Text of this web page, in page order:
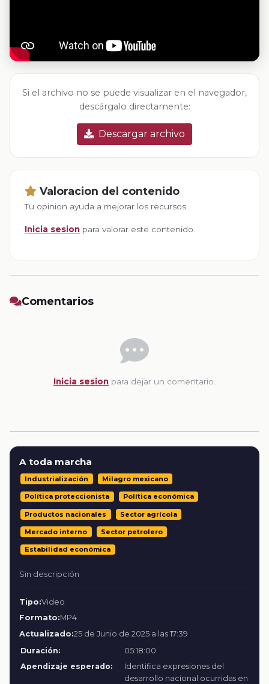
Si el archivo no se puede visualizar en el navegador,
descárgalo directamente:
Descargar archivo
Valoracion del contenido
Tu opinion ayuda a mejorar los recursos
Inicia sesion para valorar este contenido.
Comentarios
Inicia sesion para dejar un comentario.
A toda marcha
Industrialización Milagro mexicano
Política proteccionista Política económica
Productos nacionales Sector agrícola
Mercado interno Sector petrolero
Estabilidad económica
Sin descripción
Tipo:Video
Formato:MP4
Actualizado:25 de Junio de 2025 a las 17:39
Duración:
05:18:00
Apendizaje esperado:
Identifica expresiones del
desarrollo nacional ocurridas en